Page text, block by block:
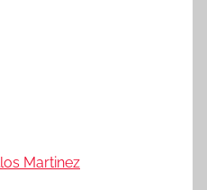
Martinez